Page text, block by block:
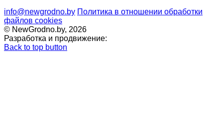
info@newgrodno.by Политика в отношении обработки
файлов cookies
© NewGrodno.by, 2026
Разработка и продвижение:
Back to top button